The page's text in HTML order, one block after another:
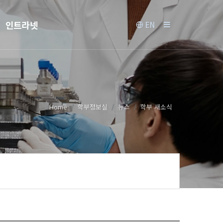
인트라넷 EN
Home 학부정보실 뉴스 학부 새소식